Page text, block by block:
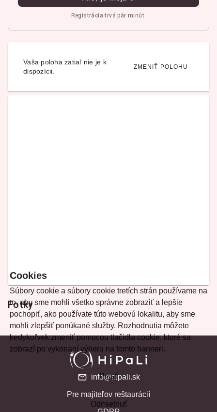
Registrácia trvá pár minút.
Vaša poloha zatiaľ nie je k
dispozícii.
ZMENIŤ POLOHU
Fotky
Cookies
Súbory cookie a súbory cookie tretích strán používame na
to, aby sme mohli všetko správne zobraziť a lepšie
pochopiť, ako používate túto webovú lokalitu, aby sme
mohli zlepšiť ponúkané služby. Rozhodnutia môžete
kedykoľvek zmeniť pomocou tlačidla cookie, ktoré sa
zobrazí po vykonaní výberu na tomto banneri.
Prijať
Odmietnuť
info@hipali.sk
Pre majiteľov reštaurácií